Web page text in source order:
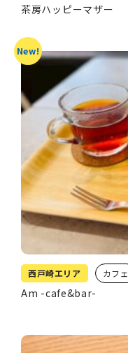
茶房ハッピーマザー
西戸崎エリア カフェ
Am -cafe&bar-
New!